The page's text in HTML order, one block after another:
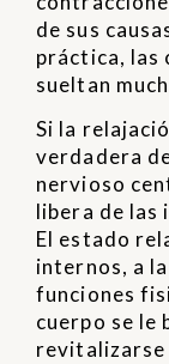
de sus
práctica, las
sueltan
Si la
verdadera
nervioso
libera de las
El estado
internos, a
funciones
cuerpo se le
revitalizarse